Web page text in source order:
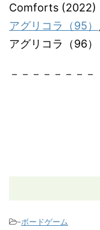
Comforts (2022)
アグリコラ（95）
アグリコラ（96）
－－－－－－－－
-ボードゲーム